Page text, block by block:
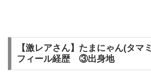
【激レアさん】たまにゃん(タマ
フィール経歴 ③出身地